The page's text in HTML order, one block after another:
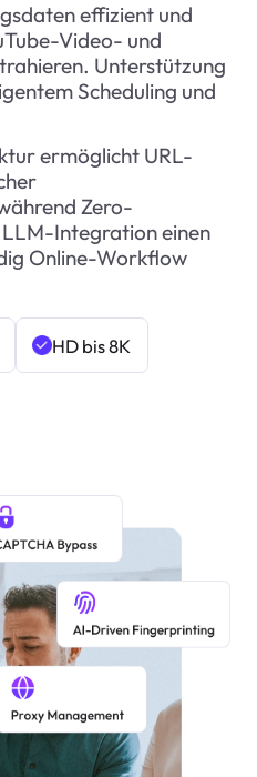
effizient und
Video- und
Unterstützung
Scheduling und
ermöglicht URL-
Zero-
Integration einen
Online-Workflow
HD bis 8K